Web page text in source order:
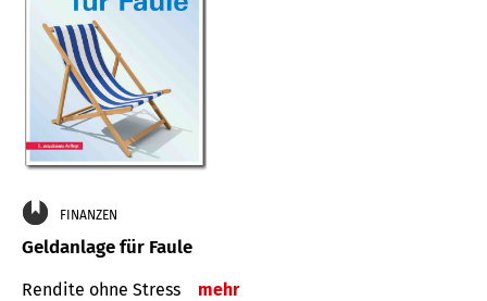
FINANZEN
Geldanlage für Faule
Rendite ohne Stress mehr